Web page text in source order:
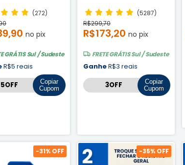
(272)
no pix
GRÁTISSul / Sudeste
R$5 reais
Copiar
Cupom
(5287)
R$299,70
R$173,20 no pix
FRETE GRÁTISSul / Sudeste
GanheR$3 reais
Copiar
Cupom
-31% OFF -35% OFF